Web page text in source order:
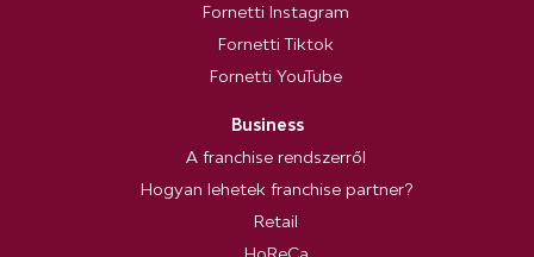
Fornetti Instagram
Fornetti Tiktok
Fornetti YouTube
Business
A franchise rendszerről
Hogyan lehetek franchise partner?
Retail